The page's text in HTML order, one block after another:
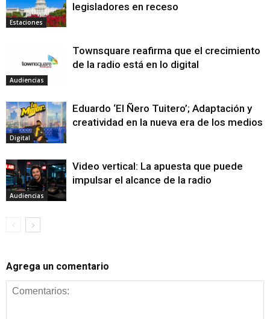
Estaciones
legisladores en receso
Audiencias
Townsquare reafirma que el crecimiento
de la radio está en lo digital
Digital
Eduardo ‘El Ñero Tuitero’; Adaptación y
creatividad en la nueva era de los medios
Audiencias
Video vertical: La apuesta que puede
impulsar el alcance de la radio
Agrega un comentario